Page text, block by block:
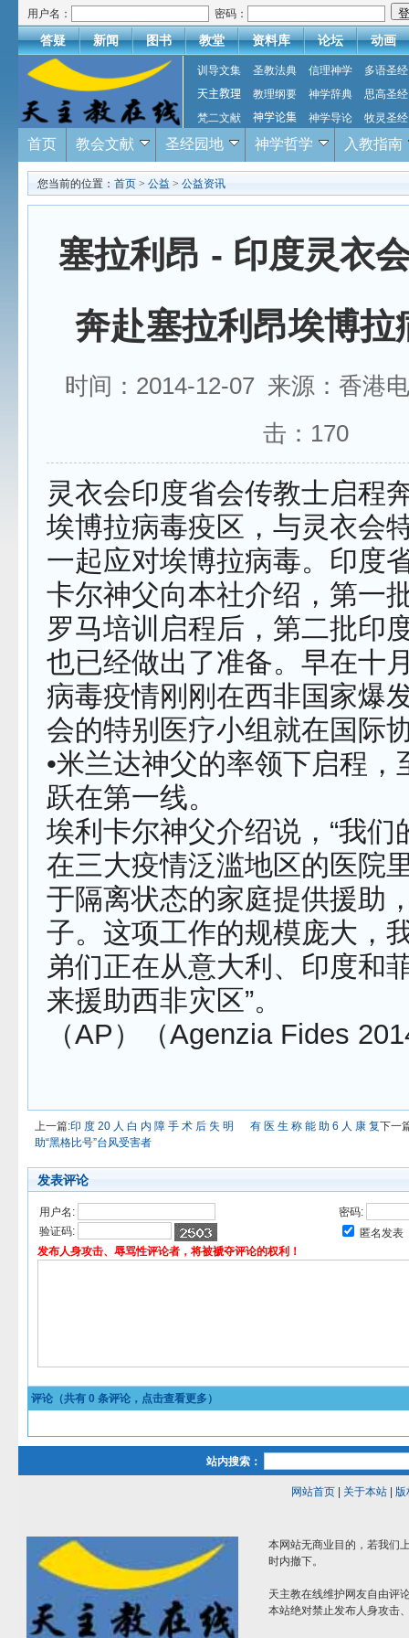
用户名： 密码：
答疑 新闻 图书 教堂 资料库 论坛 动画
训导文集 圣教法典 信理神学
多语圣经
天主教理
教理纲要 神学辞典
思高圣经
梵二文献
神学论集 神学导论 牧灵圣经
首页 教会文献 圣经园地 神学哲学 入教指南
您当前的位置： 首页 > 公益 > 公益资讯
塞拉利昂 - 印度灵衣
奔赴塞拉利昂埃博拉
时间：2014-12-07 来源：香港
击： 170
灵衣会印度省会传教士启程
埃博拉病毒疫区，与灵衣会
一起应对埃博拉病毒。印度
卡尔神父向本社介绍，第一
罗马培训启程后，第二批印
也已经做出了准备。早在十
病毒疫情刚刚在西非国家爆
会的特别医疗小组就在国际
•米兰达神父的率领下启程，
跃在第一线。
埃利卡尔神父介绍说，“我们
在三大疫情泛滥地区的医院
于隔离状态的家庭提供援助
子。这项工作的规模庞大，
弟们正在从意大利、印度和
来援助西非灾区”。
（AP）（Agenzia Fides
上一篇:印 度 20 人 白 内 障 手 术 后 失 明 有 医 生 称 能 助 6 人 康 复下一
助“黑格比号”台风受害者
发表评论
用户名:
密码:
验证码:
匿名发表
发布人身攻击、辱骂性评论者，将被褫夺评论的权利！
评论（共有 0 条评论，点击查看更多）
站内搜索：
网站首页| 关于本站| 版
本网站无商业目的，若我们
时内撤下。
天主教在线维护网友自由评
本站绝对禁止发布人身攻击